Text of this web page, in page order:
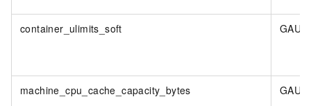
container_ulimits_soft
machine_cpu_cache_capacity_bytes